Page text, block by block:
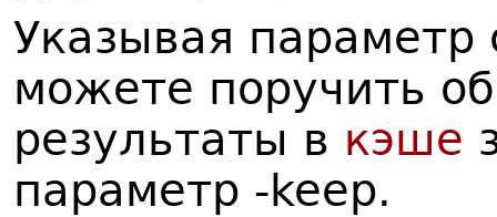
Указывая параметр
можете поручить
результаты в кэше
параметр -keep.